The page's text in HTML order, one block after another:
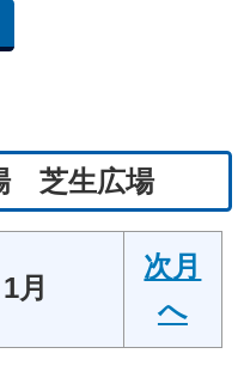
芝生広場
月
次月
へ